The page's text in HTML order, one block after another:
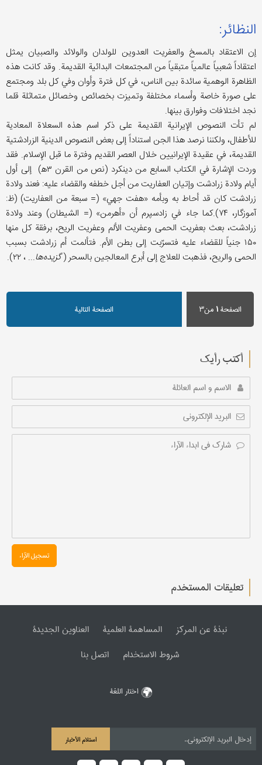
النظائر:
إن الاعتقاد بالمسخ والعفريت العدوین للولدان والولائد والصبيان يمثل
اعتقاداً شعبياً عالمياً متبقياً من المجتمعات البدائية القديمة. وقد كانت هذه
الظاهرة الوهمیة سائدة بين الناس، في کل فترة وأوان وفي كل بلد ومجتمع
علی صورة خاصة وأسماء مختلفة وتمیزت بخصائص وخصائل متماثلة قلما
نجد اختلافات وفوارق بینها.
لم تأت النصوص الإيرانية القديمة علی ذکر اسم هذه السعلاة المعادیة
للأطفال، ولکننا نرصد هذا الجن استناداً إلى بعض النصوص الدينية الزرادشتیة
القديمة، في عقيدة الإيرانيين خلال العصر القديم وفترة ما قبل الإسلام. فقد
وردت الإشارة في الكتاب السابع من دينكرد (نص من القرن ۳ه‍) إلى أول
أيام ولادة زرادشت وإتیان العفاریت من أجل خطفه والقضاء عليه: فعند ولادة
زرادشت كان قد أحاط به وبأمه «هفت جهي» (= سبعة من العفاریت) (ظ:
آموزگار، ۷۴).كما جاء في زادسپرم أن «أهرمن» (= الشیطان) وعند ولادة
زرادشت، بعث بعفریت الحمى وعفریت الألم وعفریت الريح، برفقة کل منها
۱۵۰ جنیاً للقضاء علیه فتسرّبت إلی بطن الأم. فتألمت أم زرادشت بسبب
الحمى والريح، فذهبت للعلاج إلى أبرع المعالجين بالسحر (گزيده‌ها... ، ۲۲).
الصفحة۱ من۳ الصفحة التالیة
أکتب رأیك
تسجیل الآراء
تعليقات المستخدم
نبذة عن المرکز المساهمة العلمیة
العناوین الجدیدة
شروط الاستخدام
اتصل بنا
اختار اللغة
استلام الأخبار